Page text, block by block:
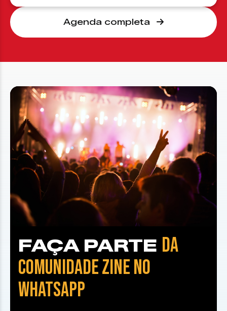
Agenda completa
FAÇA PARTE DA
COMUNIDADE ZINE NO
WHATSAPP